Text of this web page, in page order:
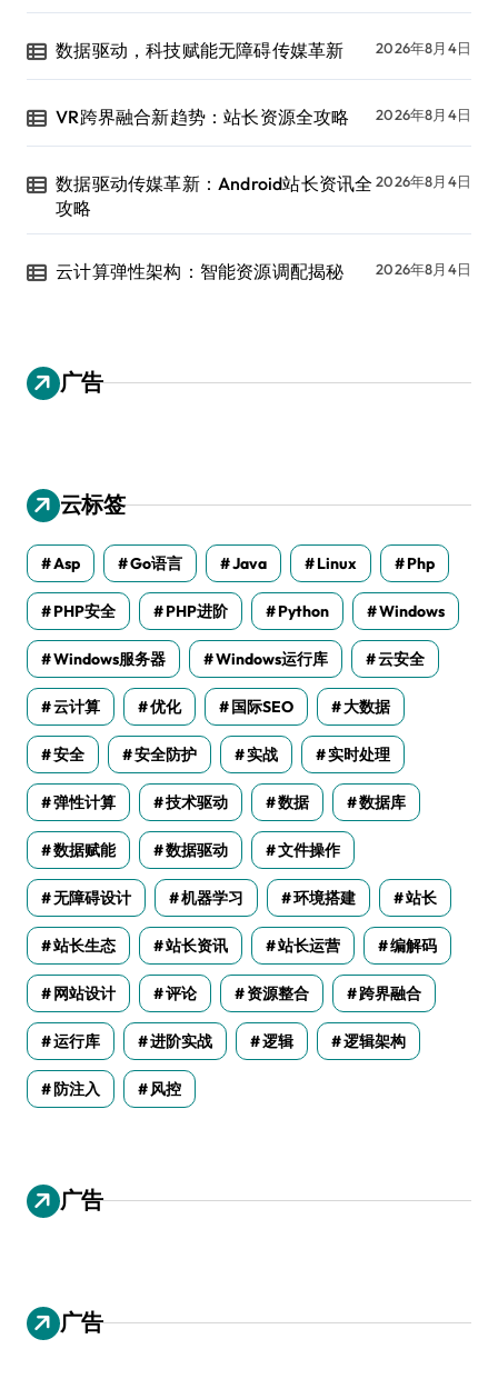
数据驱动，科技赋能无障碍传媒革新 2026年8月4日
VR跨界融合新趋势：站长资源全攻略 2026年8月4日
数据驱动传媒革新：Android站长资讯全
攻略
2026年8月4日
云计算弹性架构：智能资源调配揭秘 2026年8月4日
广告
云标签
Asp Go语言 Java Linux Php
PHP安全 PHP进阶 Python Windows
Windows服务器 Windows运行库 云安全
云计算 优化 国际SEO 大数据
安全 安全防护 实战 实时处理
弹性计算 技术驱动 数据 数据库
数据赋能 数据驱动 文件操作
无障碍设计 机器学习 环境搭建 站长
站长生态 站长资讯 站长运营 编解码
网站设计 评论 资源整合 跨界融合
运行库 进阶实战 逻辑 逻辑架构
防注入 风控
广告
广告